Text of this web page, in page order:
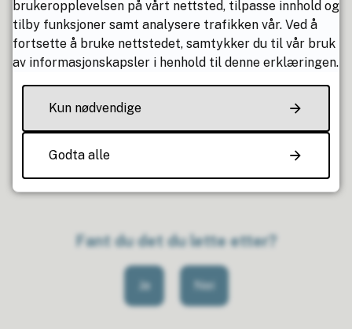
Alle elever ved grunnskolen i Osen kommune kan få
elevpermisjon dersom søknad blir innvilget.
Sist endret 26.05.2026 10:40
Har du spørsmål?
Fant du det du lette etter?
Ja Nei
brukeropplevelsen på vårt nettsted, tilpasse innhold og
tilby funksjoner samt analysere trafikken vår. Ved å
fortsette å bruke nettstedet, samtykker du til vår bruk
av informasjonskapsler i henhold til denne erklæringen.
Kun nødvendige
Godta alle